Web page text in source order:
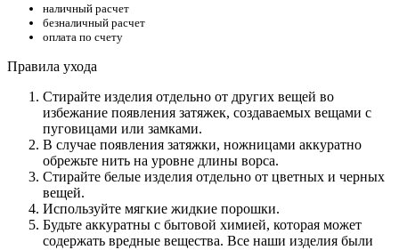
наличный расчет
безналичный расчет
оплата по счету
Правила ухода
Стирайте изделия отдельно от других вещей во
избежание появления затяжек, создаваемых вещами с
пуговицами или замками.
В случае появления затяжки, ножницами аккуратно
обрежьте нить на уровне длины ворса.
Стирайте белые изделия отдельно от цветных и черных
вещей.
Используйте мягкие жидкие порошки.
Будьте аккуратны с бытовой химией, которая может
содержать вредные вещества. Все наши изделия были